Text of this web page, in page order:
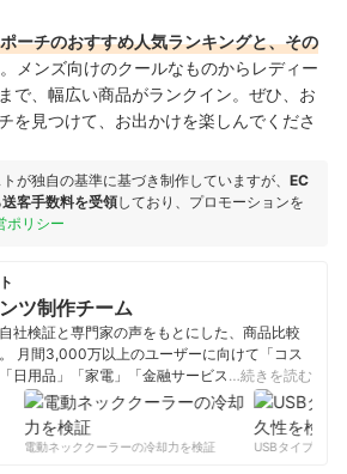
ーチのおすすめ人気ランキングと、その
メンズ向けのクールなものからレディー
で、幅広い商品がランクイン。ぜひ、お
を見つけて、お出かけを楽しんでくださ
が独自の基準に基づき制作していますが、 EC
客手数料を受領しており、プロモーションを
ポリシー
ツ制作チーム
社検証と専門家の声をもとにした、商品比較
月間3,000万以上のユーザーに向けて「コス
日用品」「家電」「金融サービス」まで、ベ
を選んでもらうために、毎日コンテンツを制
ンツ制作チームのプロフィール
…続きを読む
電動ネッククーラーの冷却力を検証
USBタイプCケー